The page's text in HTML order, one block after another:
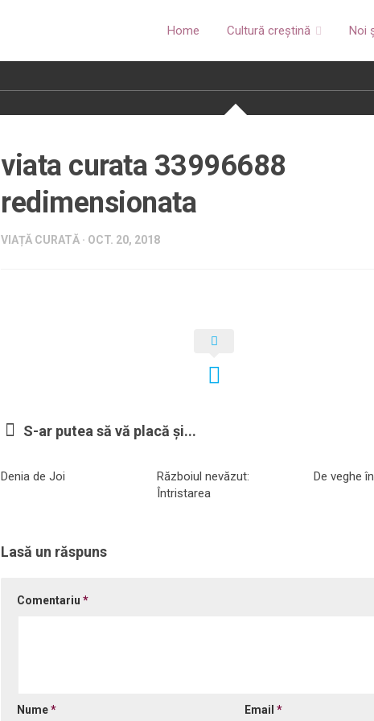
Home Cultură creștină Noi
viata curata 33996688
redimensionata
VIAȚĂ CURATĂ · OCT. 20, 2018
S-ar putea să vă placă și...
Denia de Joi
Războiul nevăzut:
Întristarea
De veghe
Lasă un răspuns
Comentariu *
Nume* Email *